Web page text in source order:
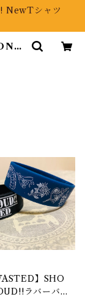
NewTシャツ
】SHO
ラバーバ